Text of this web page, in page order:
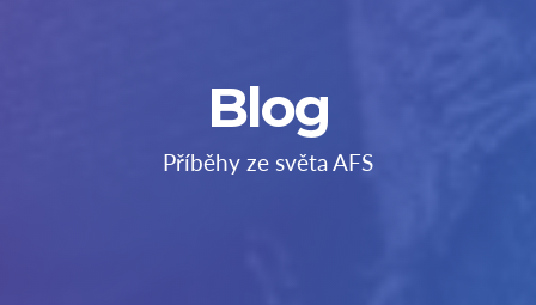
Blog
Příběhy ze světa AFS